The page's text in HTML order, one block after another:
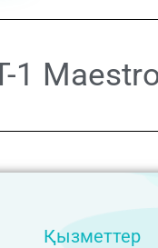
Қызметтер